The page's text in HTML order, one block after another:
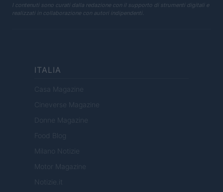
I contenuti sono curati dalla redazione con il supporto di strumenti digitali e
realizzati in collaborazione con autori indipendenti.
ITALIA
Casa Magazine
Cineverse Magazine
Donne Magazine
Food Blog
Milano Notizie
Motor Magazine
Notizie.it